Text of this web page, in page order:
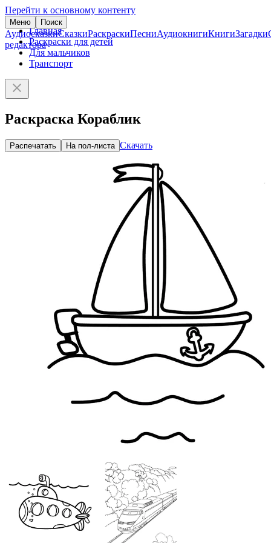
Перейти к основному контенту
Меню Поиск
АудиосказкиСказкиРаскраскиПесниАудиокнигиКнигиЗагадки
редактора
Главная
Раскраски для детей
Для мальчиков
Транспорт
Раскраска Кораблик
Распечатать На пол-листа Скачать